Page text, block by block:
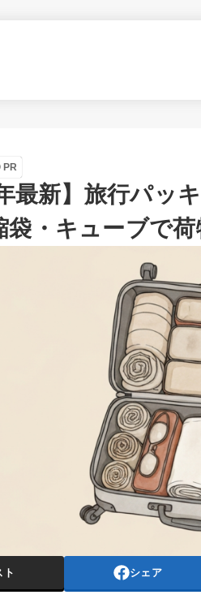
PR
最新】旅行パッ
袋・キューブで
ト シェア